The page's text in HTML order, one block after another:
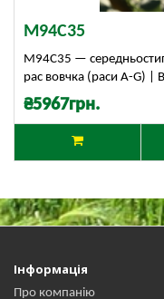
М94С35
М94С35 —
рас вовчка (раси A-G) |
₴5967грн.
Інформація
Про компанію